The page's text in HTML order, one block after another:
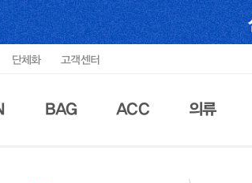
단체화 고객센터
BAG ACC 의류